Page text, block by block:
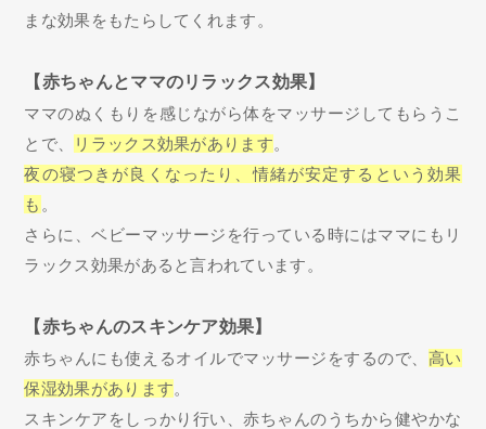
まな効果をもたらしてくれます。
【赤ちゃんとママのリラックス効果】
ママのぬくもりを感じながら体をマッサージしてもらうこ
とで、
リラックス効果があります。
夜の寝つきが良くなったり、情緒が安定するという効果
も 。
さらに、ベビーマッサージを行っている時にはママにもリ
ラックス効果があると言われています。
【赤ちゃんのスキンケア効果】
赤ちゃんにも使えるオイルでマッサージをするので、 高い
保湿効果があります。
スキンケアをしっかり行い、赤ちゃんのうちから健やかな